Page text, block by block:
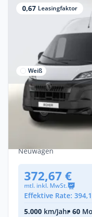
0,67 Leasingfaktor
Weiß
Privat & Gewerbe
Peugeot Boxer
VisibP E-Rad
Neuwagen
372,67 €
mtl. inkl. MwSt.
Effektive Rate:
5.000 km/Jahr• 60